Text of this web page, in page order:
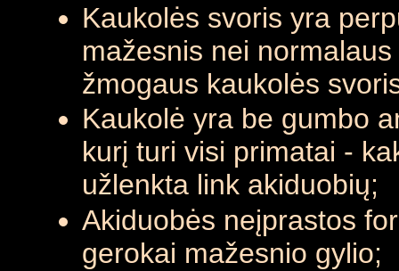
Kaukolės svoris yra
mažesnis nei
žmogaus kaukolės
Kaukolė yra be gumbo
kurį turi visi primatai -
užlenkta link akiduobių;
Akiduobės neįprastos
gerokai mažesnio gylio;